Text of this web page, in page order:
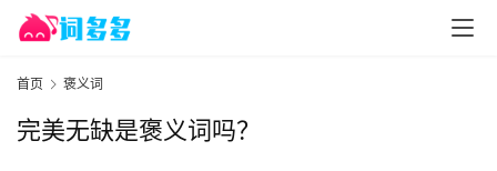
首页 褒义词
完美无缺是褒义词吗？